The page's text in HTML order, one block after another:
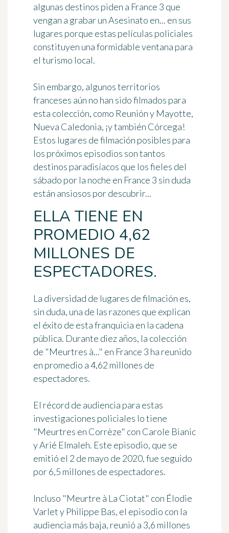
algunas destinos piden a France 3 que
vengan a grabar un Asesinato en... en sus
lugares porque estas películas policiales
constituyen una formidable ventana para
el turismo local.
Sin embargo, algunos territorios
franceses aún no han sido filmados para
esta colección, como Reunión y Mayotte,
Nueva Caledonia, ¡y también Córcega!
Estos lugares de filmación posibles para
los próximos episodios son tantos
destinos paradisíacos que los fieles del
sábado por la noche en France 3 sin duda
están ansiosos por descubrir...
ELLA TIENE EN
PROMEDIO 4,62
MILLONES DE
ESPECTADORES.
La diversidad de lugares de filmación es,
sin duda, una de las razones que explican
el éxito de esta franquicia en la cadena
pública. Durante diez años, la colección
de "Meurtres à..." en France 3 ha reunido
en promedio a 4,62 millones de
espectadores.
El récord de audiencia para estas
investigaciones policiales lo tiene
"Meurtres en Corrèze" con Carole Bianic
y Arié Elmaleh. Este episodio, que se
emitió el 2 de mayo de 2020, fue seguido
por 6,5 millones de espectadores.
Incluso "Meurtre à La Ciotat" con Élodie
Varlet y Philippe Bas, el episodio con la
audiencia más baja, reunió a 3,6 millones